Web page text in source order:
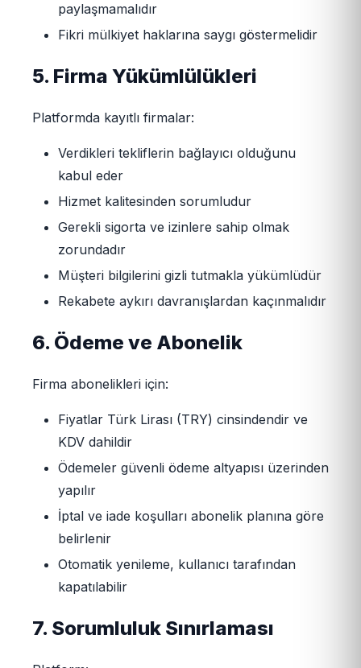
paylaşmamalıdır
Fikri mülkiyet haklarına saygı göstermelidir
5. Firma Yükümlülükleri
Platformda kayıtlı firmalar:
Verdikleri tekliflerin bağlayıcı olduğunu
kabul eder
Hizmet kalitesinden sorumludur
Gerekli sigorta ve izinlere sahip olmak
zorundadır
Müşteri bilgilerini gizli tutmakla yükümlüdür
Rekabete aykırı davranışlardan kaçınmalıdır
6. Ödeme ve Abonelik
Firma abonelikleri için:
Fiyatlar Türk Lirası (TRY) cinsindendir ve
KDV dahildir
Ödemeler güvenli ödeme altyapısı üzerinden
yapılır
İptal ve iade koşulları abonelik planına göre
belirlenir
Otomatik yenileme, kullanıcı tarafından
kapatılabilir
7. Sorumluluk Sınırlaması